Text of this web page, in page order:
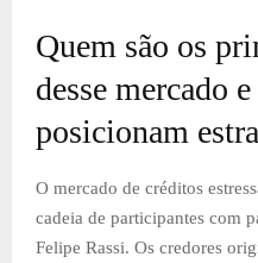
Quem são os
desse mercado
posicionam
O mercado de créditos
cadeia de participantes com
Felipe Rassi. Os credores